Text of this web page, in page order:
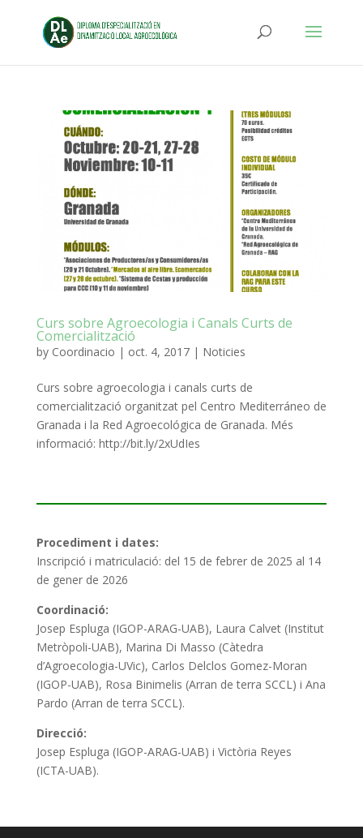
Curs sobre Agroecologia i Canals Curts de
Comercialització
by Coordinacio | oct. 4, 2017| Noticies
Curs sobre agroecologia i canals curts de
comercialització organitzat pel Centro Mediterráneo de
Granada i la Red Agroecológica de Granada. Més
informació: http://bit.ly/2xUdIes
Procediment i dates:
Inscripció i matriculació: del 15 de febrer de 2025 al 14
de gener de 2026
Coordinació:
Josep Espluga (IGOP-ARAG-UAB), Laura Calvet (Institut
Metròpoli-UAB), Marina Di Masso (Càtedra
d’Agroecologia-UVic), Carlos Delclos Gomez-Moran
(IGOP-UAB), Rosa Binimelis (Arran de terra SCCL) i Ana
Pardo (Arran de terra SCCL).
Direcció:
Josep Espluga (IGOP-ARAG-UAB) i Victòria Reyes
(ICTA-UAB).